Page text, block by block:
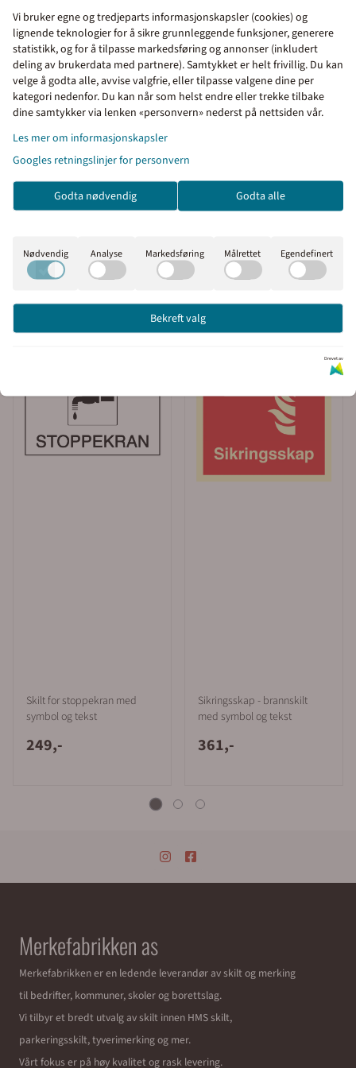
Produktfakta
Kunder kjøpte også
Skilt for stoppekran med
symbol og tekst
249,-
Sikringsskap - brannskilt
med symbol og tekst
361,-
Merkefabrikken as
Merkefabrikken er en ledende leverandør av skilt og merking
til bedrifter, kommuner, skoler og borettslag.
Vi tilbyr et bredt utvalg av skilt innen HMS skilt,
parkeringsskilt, tyverimerking og mer.
Vårt fokus er på høy kvalitet og rask levering.
Priser inkl. eller ekskl.
mva
I denne butikken kan du
velge om du vil se prisene
med eller uten moms.
Vi bruker egne og tredjeparts informasjonskapsler (cookies) og
lignende teknologier for å sikre grunnleggende funksjoner, generere
statistikk, og for å tilpasse markedsføring og annonser (inkludert
deling av brukerdata med partnere). Samtykket er helt frivillig. Du kan
velge å godta alle, avvise valgfrie, eller tilpasse valgene dine per
kategori nedenfor. Du kan når som helst endre eller trekke tilbake
dine samtykker via lenken «personvern» nederst på nettsiden vår.
Les mer om informasjonskapsler
Googles retningslinjer for personvern
Godta nødvendig Godta alle
Nødvendig Analyse Markedsføring Målrettet Egendefinert
Bekreft valg
Drevet av